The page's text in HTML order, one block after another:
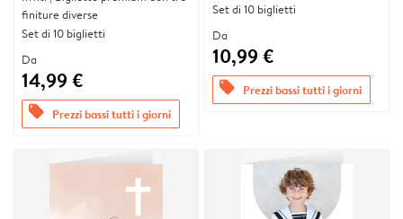
finiture diverse
Set di 10 biglietti
Da
14,99 €
offers Prezzi bassi tutti i giorni
Set di 10 biglietti
Da
10,99 €
offers Prezzi bassi tutti i giorni